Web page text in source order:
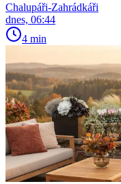
Chalupáři-Zahrádkáři
dnes, 06:44
4 min